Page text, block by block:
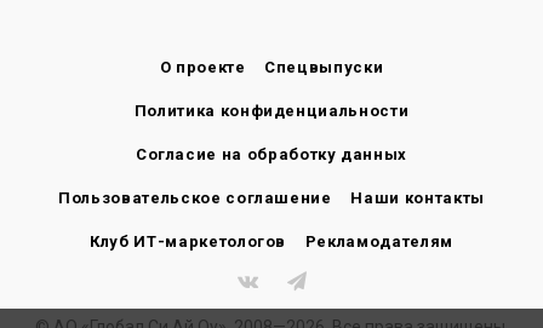
О проекте Спецвыпуски
Политика конфиденциальности
Согласие на обработку данных
Пользовательское соглашение Наши контакты
Клуб ИТ-маркетологов Рекламодателям